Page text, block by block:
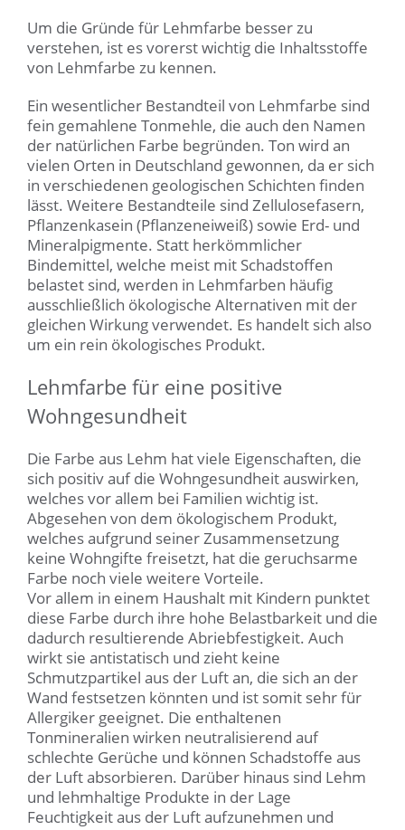
Um die Gründe für Lehmfarbe besser zu
verstehen, ist es vorerst wichtig die Inhaltsstoffe
von Lehmfarbe zu kennen.
Ein wesentlicher Bestandteil von Lehmfarbe sind
fein gemahlene Tonmehle, die auch den Namen
der natürlichen Farbe begründen. Ton wird an
vielen Orten in Deutschland gewonnen, da er sich
in verschiedenen geologischen Schichten finden
lässt. Weitere Bestandteile sind Zellulosefasern,
Pflanzenkasein (Pflanzeneiweiß) sowie Erd- und
Mineralpigmente. Statt herkömmlicher
Bindemittel, welche meist mit Schadstoffen
belastet sind, werden in Lehmfarben häufig
ausschließlich ökologische Alternativen mit der
gleichen Wirkung verwendet. Es handelt sich also
um ein rein ökologisches Produkt.
Lehmfarbe für eine positive
Wohngesundheit
Die Farbe aus Lehm hat viele Eigenschaften, die
sich positiv auf die Wohngesundheit auswirken,
welches vor allem bei Familien wichtig ist.
Abgesehen von dem ökologischem Produkt,
welches aufgrund seiner Zusammensetzung
keine Wohngifte freisetzt, hat die geruchsarme
Farbe noch viele weitere Vorteile.
Vor allem in einem Haushalt mit Kindern punktet
diese Farbe durch ihre hohe Belastbarkeit und die
dadurch resultierende Abriebfestigkeit. Auch
wirkt sie antistatisch und zieht keine
Schmutzpartikel aus der Luft an, die sich an der
Wand festsetzen könnten und ist somit sehr für
Allergiker geeignet. Die enthaltenen
Tonmineralien wirken neutralisierend auf
schlechte Gerüche und können Schadstoffe aus
der Luft absorbieren. Darüber hinaus sind Lehm
und lehmhaltige Produkte in der Lage
Feuchtigkeit aus der Luft aufzunehmen und